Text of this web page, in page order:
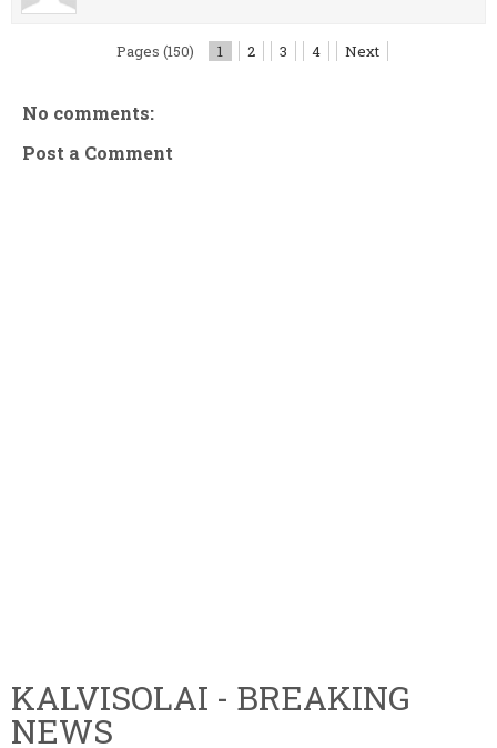
Pages (150) 1 2 3 4 Next
No comments:
Post a Comment
KALVISOLAI - BREAKING
NEWS